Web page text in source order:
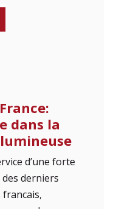
dans la
d’une forte
derniers
francais,